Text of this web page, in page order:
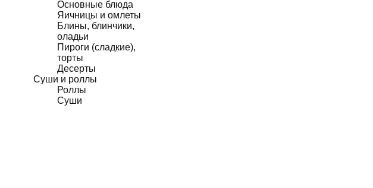
Основные блюда
Яичницы и омлеты
Блины, блинчики,
оладьи
Пироги (сладкие),
торты
Десерты
Суши и роллы
Роллы
Суши